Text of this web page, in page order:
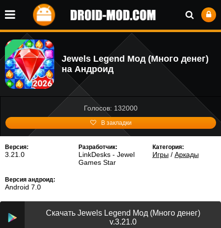
Jewels Legend Мод (Много денег)
на Андроид
Голосов: 132000
В закладки
Версия:
3.21.0
Разработчик:
LinkDesks - Jewel
Games Star
Категория:
Игры/ Аркады
Версия андроид:
Android 7.0
Скачать Jewels Legend Мод (Много денег)
v.3.21.0